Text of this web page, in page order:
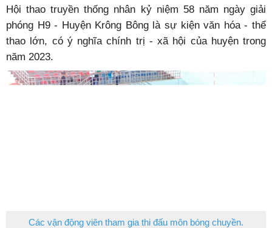
Hội thao truyền thống nhân kỷ niệm 58 năm ngày giải
phóng H9 - Huyện Krông Bông là sự kiện văn hóa - thể
thao lớn, có ý nghĩa chính trị - xã hội của huyện trong
năm 2023.
Các vận động viên tham gia thi đấu môn bóng chuyền.